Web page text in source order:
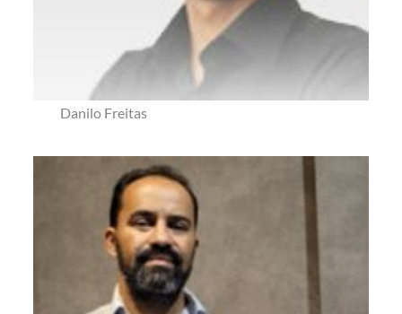
Danilo Freitas